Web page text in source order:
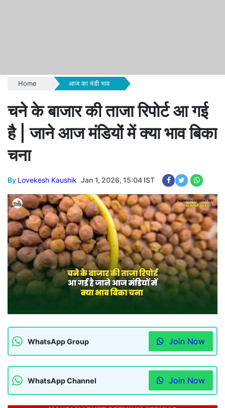
Home आज का मंडी भाव
चने के बाजार की ताजा रिपोर्ट आ गई
है | जाने आज मंडियों में क्या भाव बिका
चना
By Lovekesh Kaushik Jan 1, 2026, 15:04 IST
WhatsApp Group Join Now
WhatsApp Channel Join Now